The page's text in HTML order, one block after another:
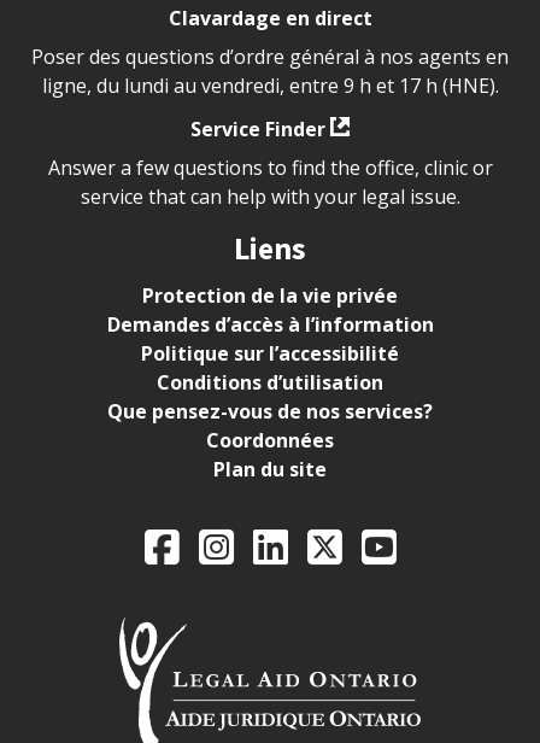
Clavardage en direct
Poser des questions d’ordre général à nos agents en
ligne, du lundi au vendredi, entre 9 h et 17 h (HNE).
Service Finder
Answer a few questions to find the office, clinic or
service that can help with your legal issue.
Liens
Protection de la vie privée
Demandes d’accès à l’information
Politique sur l’accessibilité
Conditions d’utilisation
Que pensez-vous de nos services?
Coordonnées
Plan du site
Legal Aid Ontario
FacebookInstagram
LinkedIn
X YouTube